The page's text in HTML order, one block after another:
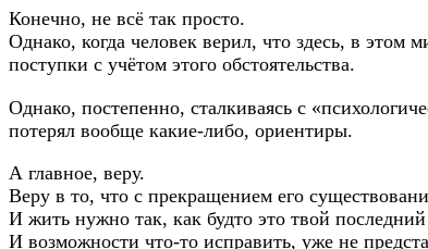
Конечно, не всё так просто.
Однако, когда человек верил, что здесь, в
поступки с учётом этого обстоятельства.
Однако, постепенно, сталкиваясь с
потерял вообще какие-либо, ориентиры.
А главное, веру.
Веру в то, что с прекращением его
И жить нужно так, как будто это твой
И возможности что-то исправить, уже не